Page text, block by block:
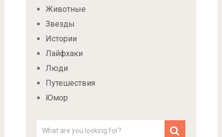
Животные
Звезды
Истории
Лайфхаки
Люди
Путешествия
Юмор